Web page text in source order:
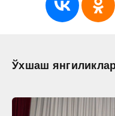
Ўхшаш